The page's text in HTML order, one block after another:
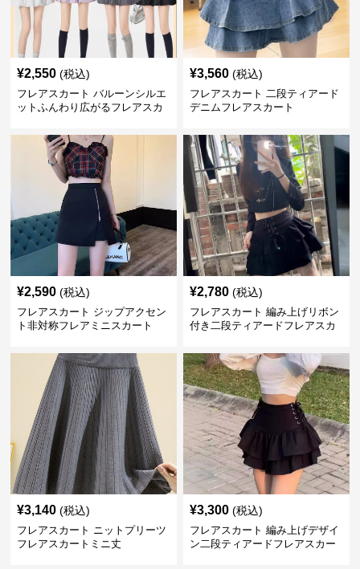
¥2,550 (税込)
フレアスカート バルーンシルエ
ットふんわり広がるフレアスカ
¥3,560 (税込)
フレアスカート 二段ティアード
デニムフレアスカート
¥2,590 (税込)
フレアスカート ジップアクセン
ト非対称フレアミニスカート
¥2,780 (税込)
フレアスカート 編み上げリボン
付き二段ティアードフレアスカ
¥3,140 (税込)
フレアスカート ニットプリーツ
フレアスカートミニ丈
¥3,300 (税込)
フレアスカート 編み上げデザイ
ン二段ティアードフレアスカー